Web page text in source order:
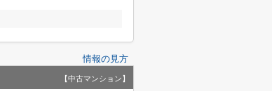
情報の見方
【中古マンション】